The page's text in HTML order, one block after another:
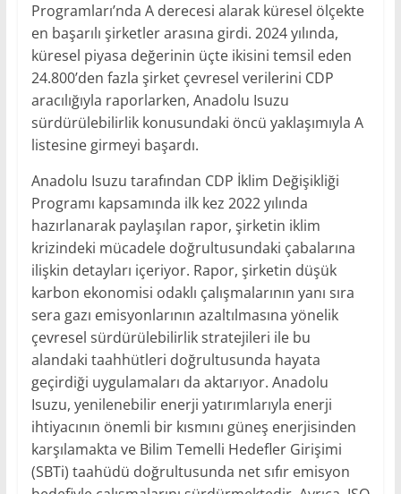
Programları’nda A derecesi alarak küresel ölçekte
en başarılı şirketler arasına girdi. 2024 yılında,
küresel piyasa değerinin üçte ikisini temsil eden
24.800’den fazla şirket çevresel verilerini CDP
aracılığıyla raporlarken, Anadolu Isuzu
sürdürülebilirlik konusundaki öncü yaklaşımıyla A
listesine girmeyi başardı.
Anadolu Isuzu tarafından CDP İklim Değişikliği
Programı kapsamında ilk kez 2022 yılında
hazırlanarak paylaşılan rapor, şirketin iklim
krizindeki mücadele doğrultusundaki çabalarına
ilişkin detayları içeriyor. Rapor, şirketin düşük
karbon ekonomisi odaklı çalışmalarının yanı sıra
sera gazı emisyonlarının azaltılmasına yönelik
çevresel sürdürülebilirlik stratejileri ile bu
alandaki taahhütleri doğrultusunda hayata
geçirdiği uygulamaları da aktarıyor. Anadolu
Isuzu, yenilenebilir enerji yatırımlarıyla enerji
ihtiyacının önemli bir kısmını güneş enerjisinden
karşılamakta ve Bilim Temelli Hedefler Girişimi
(SBTi) taahüdü doğrultusunda net sıfır emisyon